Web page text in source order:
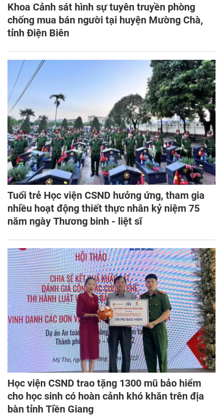
Khoa Cảnh sát hình sự tuyên truyền phòng
chống mua bán người tại huyện Mường Chà,
tỉnh Điện Biên
Tuổi trẻ Học viện CSND hưởng ứng, tham gia
nhiều hoạt động thiết thực nhân kỷ niệm 75
năm ngày Thương binh - liệt sĩ
Học viện CSND trao tặng 1300 mũ bảo hiểm
cho học sinh có hoàn cảnh khó khăn trên địa
bàn tỉnh Tiền Giang